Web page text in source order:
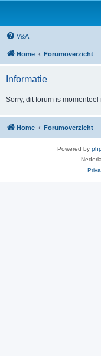
V&A
Home Forumoverzicht
Informatie
Sorry, dit forum is
Home Forumoverzicht
Powered by